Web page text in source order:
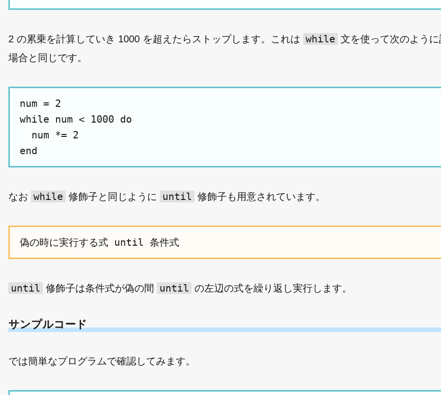
2 の累乗を計算していき 1000 を超えたらストップします。これは while 文を使って次のよう
場合と同じです。
num = 2
while num < 1000 do
  num *= 2
なお while 修飾子と同じように until 修飾子も用意されています。
until 修飾子は条件式が偽の間 until の左辺の式を繰り返し実行します。
サンプルコード
では簡単なプログラムで確認してみます。